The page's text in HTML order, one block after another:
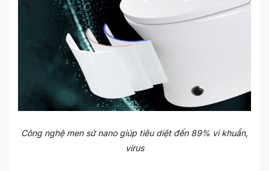
Công nghệ men sứ nano giúp tiêu diệt đến 89% vi khuẩn,
virus